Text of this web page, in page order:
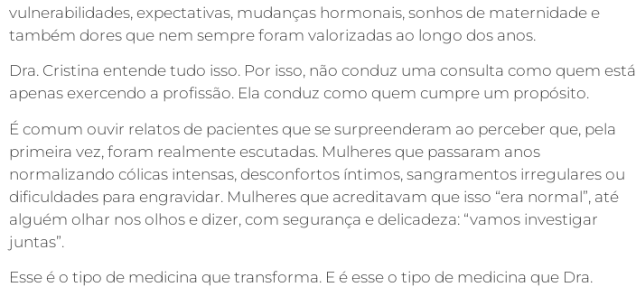
vulnerabilidades, expectativas, mudanças hormonais, sonhos de maternidade e
também dores que nem sempre foram valorizadas ao longo dos anos.
Dra. Cristina entende tudo isso. Por isso, não conduz uma consulta como quem está
apenas exercendo a profissão. Ela conduz como quem cumpre um propósito.
É comum ouvir relatos de pacientes que se surpreenderam ao perceber que, pela
primeira vez, foram realmente escutadas. Mulheres que passaram anos
normalizando cólicas intensas, desconfortos íntimos, sangramentos irregulares ou
dificuldades para engravidar. Mulheres que acreditavam que isso “era normal”, até
alguém olhar nos olhos e dizer, com segurança e delicadeza: “vamos investigar
juntas”.
Esse é o tipo de medicina que transforma. E é esse o tipo de medicina que Dra.